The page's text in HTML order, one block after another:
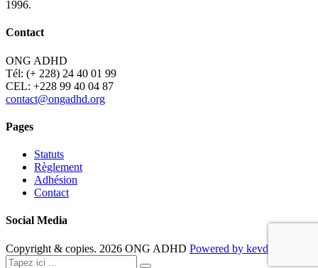
1996.
Contact
ONG ADHD
Tél: (+ 228) 24 40 01 99
CEL: +228 99 40 04 87
contact@ongadhd.org
Pages
Statuts
Règlement
Adhésion
Contact
Social Media
Copyright & copies. 2026 ONG ADHD Powered by kevdesign